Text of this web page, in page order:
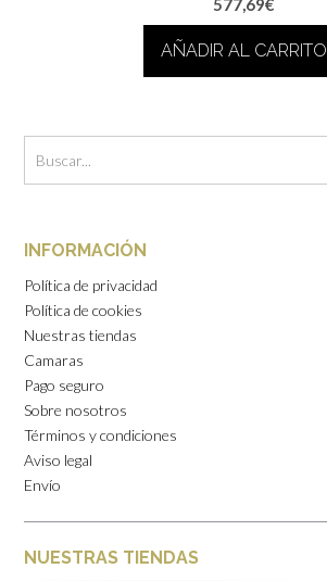
577,69€
AÑADIR AL CARRITO
INFORMACIÓN
Política de privacidad
Política de cookies
Nuestras tiendas
Camaras
Pago seguro
Sobre nosotros
Términos y condiciones
Aviso legal
Envío
NUESTRAS TIENDAS